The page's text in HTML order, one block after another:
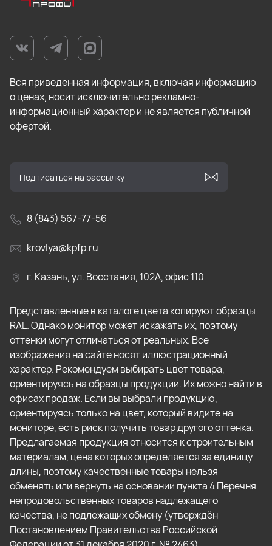
Вся приведенная информация, включая информацию
о ценах, носит исключительно рекламно-
информационный характер и не является публичной
офертой.
8 (843) 567-77-56
krovlya@kpfp.ru
г. Казань, ул. Восстания, 102А, офис 110
Представленные в каталоге цвета копируют образцы
RAL. Однако монитор может искажать их, поэтому
оттенки могут отличаться от реальных. Все
изображения на сайте носят иллюстрационный
характер. Рекомендуем выбирать цвет товара,
ориентируясь на образцы продукции. Их можно найти в
офисах продаж. Если вы выбрали продукцию,
ориентируясь только на цвет, который видите на
мониторе, есть риск получить товар другого оттенка.
Предлагаемая продукция относится к строительным
материалам, цена которых определяется за единицу
длины, поэтому качественные товары нельзя
обменять или вернуть на основании пункта 4 Перечня
непродовольственных товаров надлежащего
качества, не подлежащих обмену (утверждён
Постановлением Правительства Российской